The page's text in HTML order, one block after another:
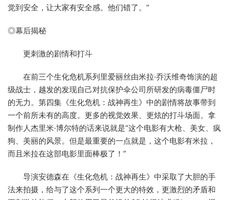
觉到安全，让大家有安全感。他们错了。”
◎幕后揭秘
更刺激的剧情和打斗
在前三个生化危机系列里爱丽丝由米拉·乔沃维奇饰演的超
级战士，越发的发现自己对抗保护伞公司所研发的病毒僵尸时
的无力。第四集《生化危机：战神再生》中的剧情将故事带到
一个前所未有的高度。更多的视觉效果、更炫的打斗场面。拿
制作人杰里米·博尔特的话来说就是“这个电影有大枪、美女、疯
狗、美丽的风景。但是最重要的一点就是，这个电影有米拉，
而且米拉在这部电影里面棒极了！”
导演安德森在《生化危机：战神再生》中采取了大胆的手
法来拍摄，给与了这个系列一个更大的特效，更激烈的矛盾和